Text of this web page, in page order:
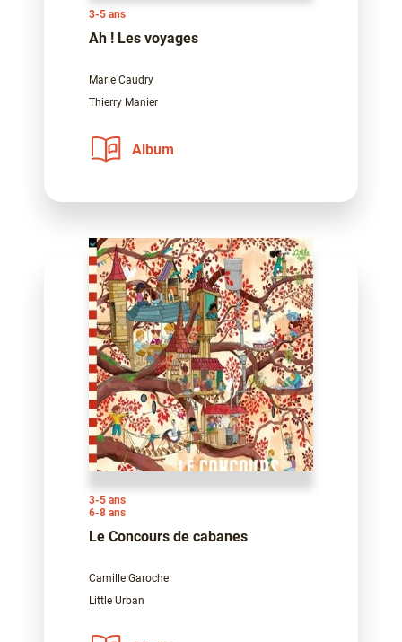
3-5 ans
Ah ! Les voyages
Marie Caudry
Thierry Manier
Album
3-5 ans
6-8 ans
Le Concours de cabanes
Camille Garoche
Little Urban